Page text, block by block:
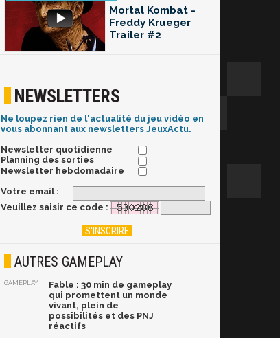
Mortal Kombat -
Freddy Krueger
Trailer #2
NEWSLETTERS
Ne loupez rien de l'actualité du jeu vidéo en
vous abonnant aux newsletters JeuxActu.
Newsletter quotidienne
Planning des sorties
Newsletter hebdomadaire
Votre email :
Veuillez saisir ce code :
AUTRES GAMEPLAY
GAMEPLAY
Fable : 30 min de gameplay
qui promettent un monde
vivant, plein de
possibilités et des PNJ
réactifs